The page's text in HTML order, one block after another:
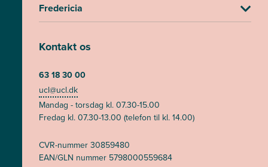
Fredericia
Kontakt os
63 18 30 00
ucl@ucl.dk
Mandag - torsdag kl. 07.30-15.00
Fredag kl. 07.30-13.00 (telefon til kl. 14.00)
CVR-nummer 30859480
EAN/GLN nummer 5798000559684